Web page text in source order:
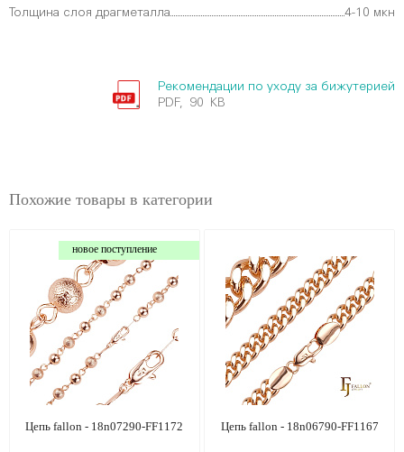
Толщина слоя драгметалла 4-10 мкн
Рекомендации по уходу за бижутерией
PDF, 90 KB
Похожие товары в категории
новое поступление
Цепь fallon - 18n07290-FF1172 Цепь fallon - 18n06790-FF1167